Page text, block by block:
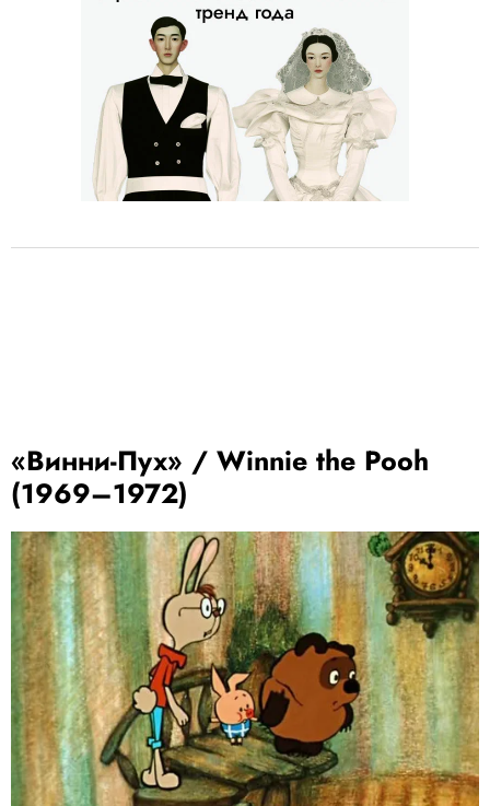
«Винни-Пух» / Winnie the Pooh
(1969–1972)